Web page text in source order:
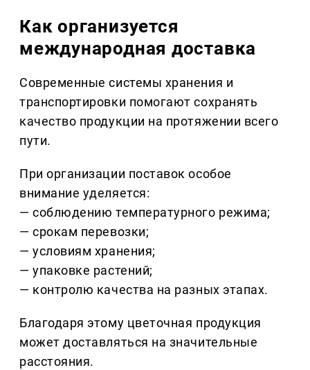
Как организуется
международная доставка
Современные системы хранения и
транспортировки помогают сохранять
качество продукции на протяжении всего
пути.
При организации поставок особое
внимание уделяется:
— соблюдению температурного режима;
— срокам перевозки;
— условиям хранения;
— упаковке растений;
— контролю качества на разных этапах.
Благодаря этому цветочная продукция
может доставляться на значительные
расстояния.